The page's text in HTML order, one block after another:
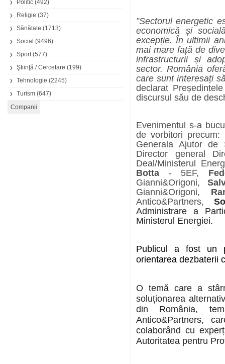
Politic (492)
Religie (37)
Sănătate (1713)
Social (9496)
Sport(577)
Ştiinţă / Cercetare (199)
Tehnologie (2245)
Turism (647)
”Sectorul energetic
economică și
excepție. În ultimii
mai mare față de
infrastructurii și
sector. România
care sunt interesați
declarat
discursul său de
Evenimentul s-a
de vorbitori precum:
Generala Ajutor
Director general
Deal/Ministerul
Botta - 5EF,
Gianni&Origoni,
Gianni&Origoni,
Antico&Partners,
Administrare a
Ministerul Energiei.
Publicul a fost un
orientarea dezbaterii
O temă care a
soluționarea
din România,
Antico&Partners,
colaborând cu
Autoritatea pentru